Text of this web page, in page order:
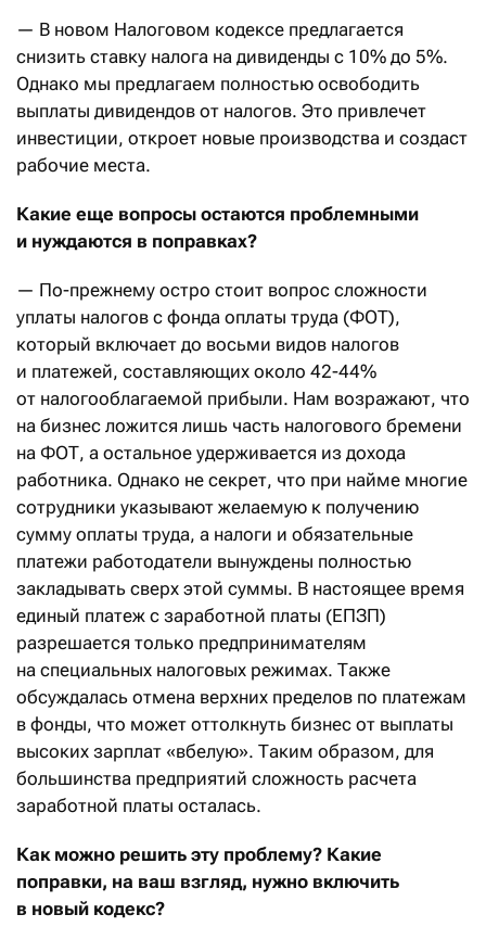
— В новом Налоговом кодексе предлагается
снизить ставку налога на дивиденды с 10% до 5%.
Однако мы предлагаем полностью освободить
выплаты дивидендов от налогов. Это привлечет
инвестиции, откроет новые производства и создаст
рабочие места.
Какие еще вопросы остаются проблемными
и нуждаются в поправках?
— По-прежнему остро стоит вопрос сложности
уплаты налогов с фонда оплаты труда (ФОТ),
который включает до восьми видов налогов
и платежей, составляющих около 42-44%
от налогооблагаемой прибыли. Нам возражают, что
на бизнес ложится лишь часть налогового бремени
на ФОТ, а остальное удерживается из дохода
работника. Однако не секрет, что при найме многие
сотрудники указывают желаемую к получению
сумму оплаты труда, а налоги и обязательные
платежи работодатели вынуждены полностью
закладывать сверх этой суммы. В настоящее время
единый платеж с заработной платы (ЕПЗП)
разрешается только предпринимателям
на специальных налоговых режимах. Также
обсуждалась отмена верхних пределов по платежам
в фонды, что может оттолкнуть бизнес от выплаты
высоких зарплат «вбелую». Таким образом, для
большинства предприятий сложность расчета
заработной платы осталась.
Как можно решить эту проблему? Какие
поправки, на ваш взгляд, нужно включить
в новый кодекс?